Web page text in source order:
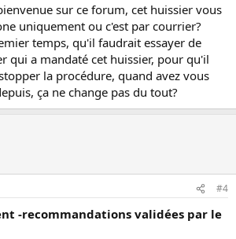
sur ce forum, cet huissier vous
uniquement ou c'est par courrier?
temps, qu'il faudrait essayer de
qui a mandaté cet huissier, pour qu'il
la procédure, quand avez vous
ça ne change pas du tout?
#4
-recommandations validées par le